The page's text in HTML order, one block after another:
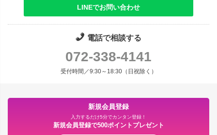
LINEでお問い合わせ
電話で相談する
072-338-4141
受付時間／9:30～18:30（日祝除く）
新規会員登録
入力するだけ5分でカンタン登録！
新規会員登録で500ポイントプレゼント